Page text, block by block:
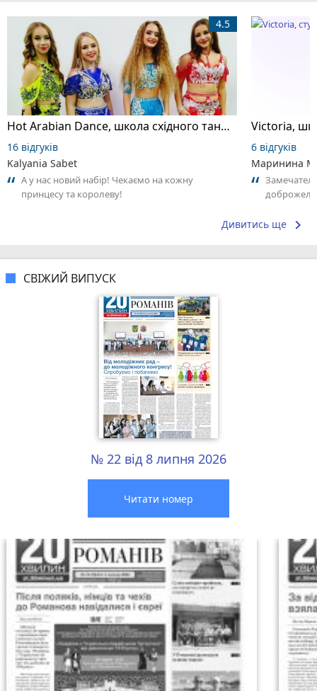
Hot Arabian Dance, школа східного танцю
4.5
16 відгуків
Kalyania Sabet
А у нас новий набір! Чекаємо на кожну
принцесу та королеву!
6 відгуків
Маринина
Дивитись ще keyboard_arrow_right
СВІЖИЙ ВИПУСК
№ 22 від 8 липня 2026
Читати номер